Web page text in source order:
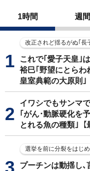
1時間 週間
改正されど揺るがぬ｢長
これで｢愛子天皇｣
裕巳｢野望にとらわ
皇室典範の大原則｣
イワシでもサンマ
｢がん･動脈硬化を
とれる魚の種類｣【
選挙を前に分裂をはじ
プーチンは動揺し